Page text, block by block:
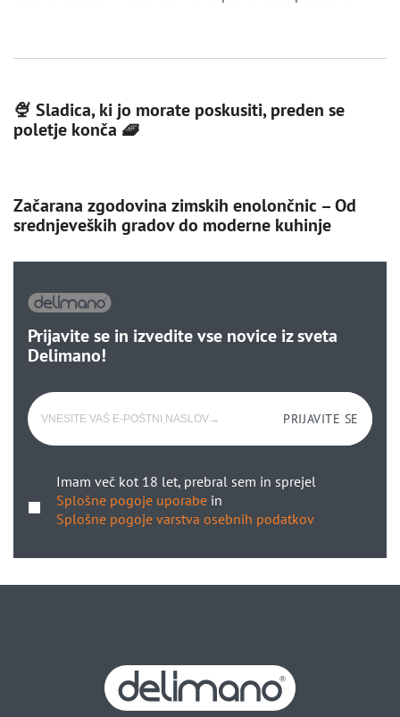
🍨 Sladica, ki jo morate poskusiti, preden se
poletje konča 🧇
Začarana zgodovina zimskih enolončnic – Od
srednjeveških gradov do moderne kuhinje
Prijavite se in izvedite vse novice iz sveta
Delimano!
PRIJAVITE SE
Imam več kot 18 let, prebral sem in sprejel
Splošne pogoje uporabe in
Splošne pogoje varstva osebnih podatkov